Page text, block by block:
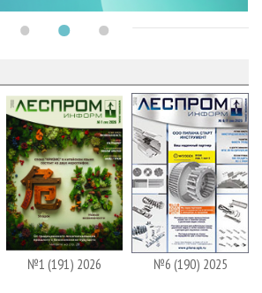
№1 (191) 2026 №6 (190) 2025